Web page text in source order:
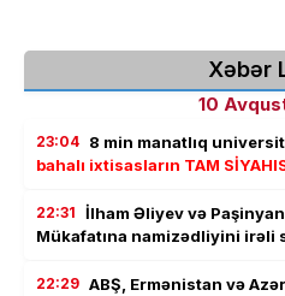
Xəbər
10
23:04 8 min manatlıq
bahalı ixtisasların TAM
22:31 İlham Əliyev və
Mükafatına namizədliyini irəli
22:29 ABŞ, Ermənistan və